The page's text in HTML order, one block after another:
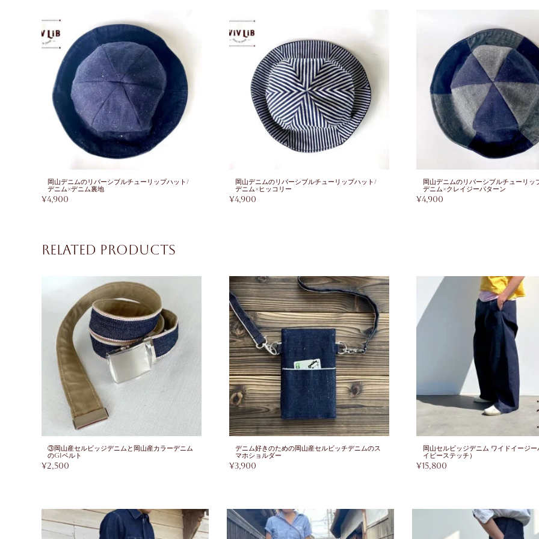
岡山デニムのリバーシブルチューリップハット/
デニム×デニム裏地
¥4,900
岡山デニムのリバーシブルチューリップハット/
デニム×ヒッコリー
¥4,900
岡山デニムのリバーシブルチューリッ
デニム×クレイジーパターン
¥4,900
Related products
③岡山産セルビッジデニムと岡山産カラーデニム
のGIベルト
¥2,500
デニム好きのための岡山産セルビッチデニムのス
マホショルダー
¥3,900
岡山セルビッジデニム ワイドイージー
イビーステッチ）
¥15,800